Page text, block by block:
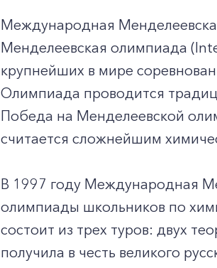
Международная
Менделеевская олимпиада
крупнейших в мире
Олимпиада проводится
Победа на Менделеевской
считается сложнейшим
В 1997 году Международная
олимпиады школьников по
состоит из трех туров: двух
получила в честь великого